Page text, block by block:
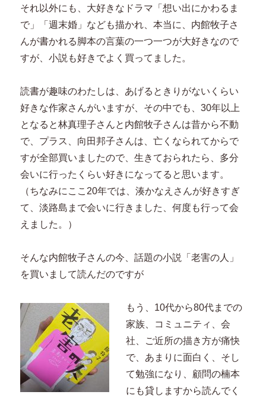
それ以外にも、大好きなドラマ「想い出にかわるま
で」「週末婚」なども描かれ、本当に、内館牧子さ
んが書かれる脚本の言葉の一つ一つが大好きなので
すが、小説も好きでよく買ってました。
読書が趣味のわたしは、あげるときりがないくらい
好きな作家さんがいますが、その中でも、30年以上
となると林真理子さんと内館牧子さんは昔から不動
で、プラス、向田邦子さんは、亡くなられてからで
すが全部買いましたので、生きておられたら、多分
会いに行ったくらい好きになってると思います。
（ちなみにここ20年では、湊かなえさんが好きすぎ
て、淡路島まで会いに行きました、何度も行って会
えました。）
そんな内館牧子さんの今、話題の小説「老害の人」
を買いまして読んだのですが
もう、10代から80代までの
家族、コミュニティ、会
社、ご近所の描き方が痛快
で、あまりに面白く、そし
て勉強になり、顧問の楠本
にも貸しますから読んでく